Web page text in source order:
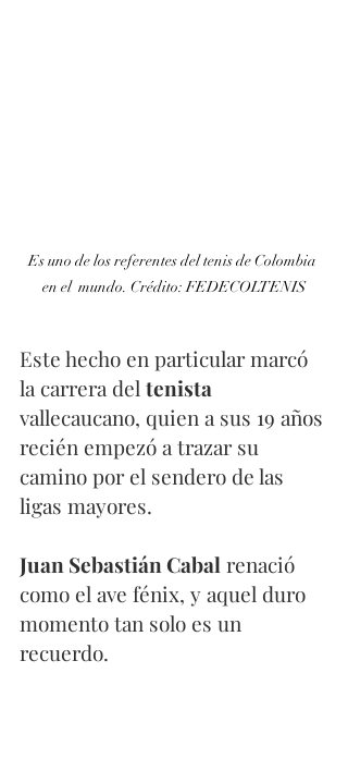
Es uno de los referentes del tenis de Colombia
en el  mundo. Crédito: FEDECOLTENIS
Este hecho en particular marcó
la carrera del tenista
vallecaucano, quien a sus 19 años
recién empezó a trazar su
camino por el sendero de las
ligas mayores.
Juan Sebastián Cabal renació
como el ave fénix, y aquel duro
momento tan solo es un
recuerdo.